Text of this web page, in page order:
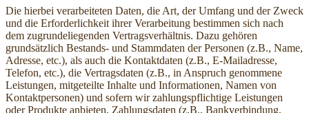
Die hierbei verarbeiteten Daten, die Art, der Umfang und der Zweck
und die Erforderlichkeit ihrer Verarbeitung bestimmen sich nach
dem zugrundeliegenden Vertragsverhältnis. Dazu gehören
grundsätzlich Bestands- und Stammdaten der Personen (z.B., Name,
Adresse, etc.), als auch die Kontaktdaten (z.B., E-Mailadresse,
Telefon, etc.), die Vertragsdaten (z.B., in Anspruch genommene
Leistungen, mitgeteilte Inhalte und Informationen, Namen von
Kontaktpersonen) und sofern wir zahlungspflichtige Leistungen
oder Produkte anbieten, Zahlungsdaten (z.B., Bankverbindung,